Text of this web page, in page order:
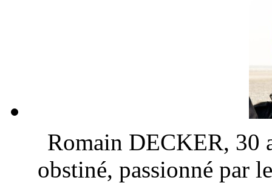
Romain DECKER, 30
obstiné, passionné par